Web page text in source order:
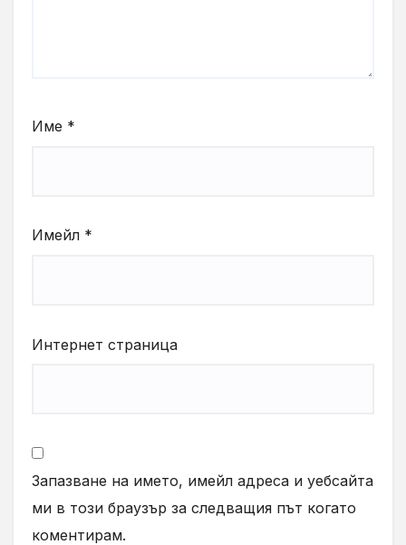
Име *
Имейл *
Интернет страница
Запазване на името, имейл адреса и уебсайта
ми в този браузър за следващия път когато
коментирам.